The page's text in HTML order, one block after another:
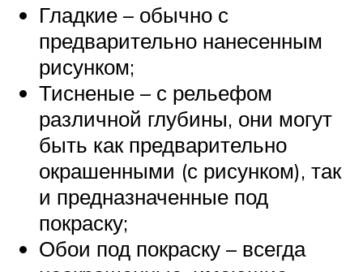
Гладкие – обычно с
предварительно нанесенным
рисунком;
Тисненые – с рельефом
различной глубины, они могут
быть как предварительно
окрашенными (с рисунком), так
и предназначенные под
покраску;
Обои под покраску – всегда